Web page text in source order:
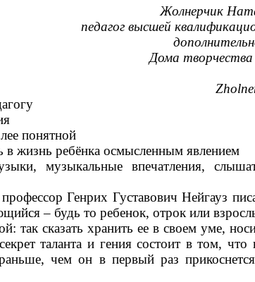
Жолнерчик
педагог высшей
Дома
понятной
жизнь ребёнка осмысленным явлением
музыкальные впечатления,
Генрих Густавович Нейгауз
– будь то ребенок, отрок или
так сказать хранить ее в своем уме,
таланта и гения состоит в том,
чем он в первый раз